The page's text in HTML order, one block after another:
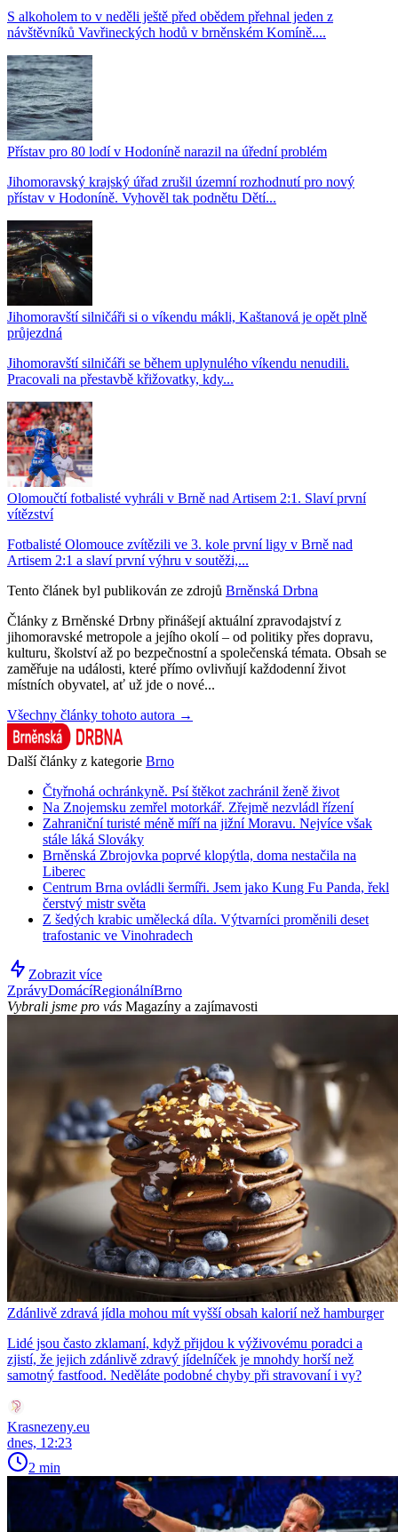
S alkoholem to v neděli ještě před obědem přehnal jeden z
návštěvníků Vavřineckých hodů v brněnském Komíně....
Přístav pro 80 lodí v Hodoníně narazil na úřední problém
Jihomoravský krajský úřad zrušil územní rozhodnutí pro nový
přístav v Hodoníně. Vyhověl tak podnětu Dětí...
Jihomoravští silničáři si o víkendu mákli, Kaštanová je opět plně
průjezdná
Jihomoravští silničáři se během uplynulého víkendu nenudili.
Pracovali na přestavbě křižovatky, kdy...
Olomoučtí fotbalisté vyhráli v Brně nad Artisem 2:1. Slaví první
vítězství
Fotbalisté Olomouce zvítězili ve 3. kole první ligy v Brně nad
Artisem 2:1 a slaví první výhru v soutěži,...
Tento článek byl publikován ze zdrojů Brněnská Drbna
Články z Brněnské Drbny přinášejí aktuální zpravodajství z
jihomoravské metropole a jejího okolí – od politiky přes dopravu,
kulturu, školství až po bezpečnostní a společenská témata. Obsah se
zaměřuje na události, které přímo ovlivňují každodenní život
místních obyvatel, ať už jde o nové...
Všechny články tohoto autora →
Další články z kategorie Brno
Čtyřnohá ochránkyně. Psí štěkot zachránil ženě život
Na Znojemsku zemřel motorkář. Zřejmě nezvládl řízení
Zahraniční turisté méně míří na jižní Moravu. Nejvíce však
stále láká Slováky
Brněnská Zbrojovka poprvé klopýtla, doma nestačila na
Liberec
Centrum Brna ovládli šermíři. Jsem jako Kung Fu Panda, řekl
čerstvý mistr světa
Z šedých krabic umělecká díla. Výtvarníci proměnili deset
trafostanic ve Vinohradech
Zobrazit více
ZprávyDomácíRegionálníBrno
Vybrali jsme pro vás Magazíny a zajímavosti
Zdánlivě zdravá jídla mohou mít vyšší obsah kalorií než hamburger
Lidé jsou často zklamaní, když přijdou k výživovému poradci a
zjistí, že jejich zdánlivě zdravý jídelníček je mnohdy horší než
samotný fastfood. Neděláte podobné chyby při stravovaní i vy?
Krasnezeny.eu
dnes, 12:23
2 min